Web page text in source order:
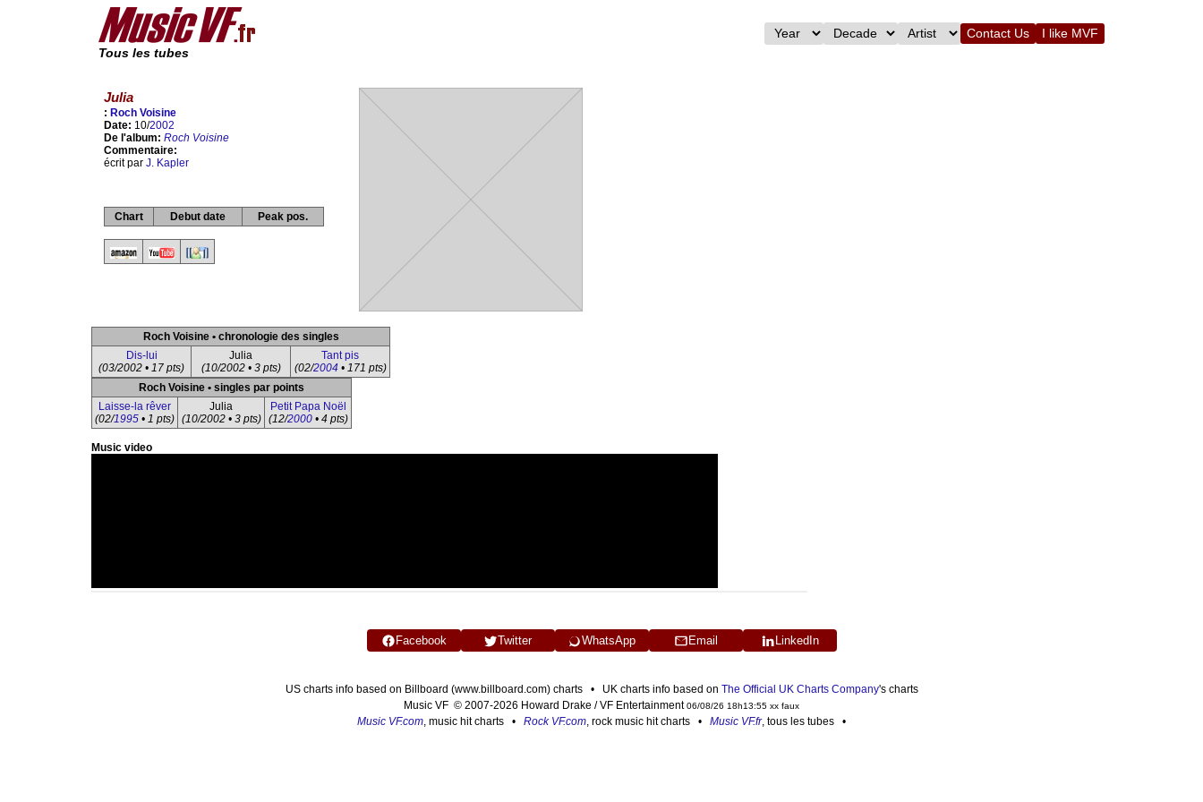
Tous les tubes
Contact Us I like MVF
Julia
: Roch Voisine
Date: 10/2002
De l'album: Roch Voisine
Commentaire:
écrit par J. Kapler
Chart Debut date Peak pos.
Roch Voisine • chronologie des singles
Dis-lui
(03/2002 • 17 pts)
Julia
(10/2002 • 3 pts)
Tant pis
(02/2004• 171 pts)
Roch Voisine • singles par points
Laisse-la rêver
(02/1995 • 1 pts)
Julia
(10/2002 • 3 pts)
Petit Papa Noël
(12/2000• 4 pts)
Music video
Facebook Twitter WhatsApp Email LinkedIn
US charts info based on Billboard (www.billboard.com) charts • UK charts info based on The Official UK Charts Company's charts
Music VF © 2007-2026 Howard Drake / VF Entertainment06/08/26 18h13:55 xx faux
Music VF.com, music hit charts • Rock VF.com, rock music hit charts • Music VF.fr, tous les tubes •